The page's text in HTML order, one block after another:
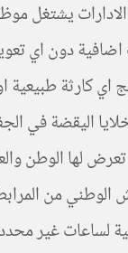
يشتغل
اضافية دون اي
اي كارثة طبيعية
اليقضة في
تعرض لها الوطن
الوطني من
لساعات غير